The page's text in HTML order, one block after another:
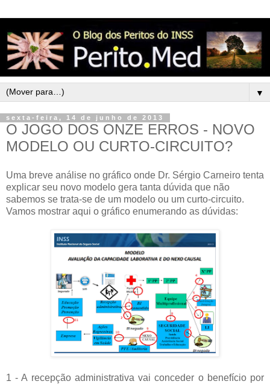
▼
sexta-feira, 14 de junho de 2013
O JOGO DOS ONZE ERROS - NOVO
MODELO OU CURTO-CIRCUITO?
Uma breve análise no gráfico onde Dr. Sérgio Carneiro tenta
explicar seu novo modelo gera tanta dúvida que não
sabemos se trata-se de um modelo ou um curto-circuito.
Vamos mostrar aqui o gráfico enumerando as dúvidas:
1 - A recepção administrativa vai conceder o benefício por